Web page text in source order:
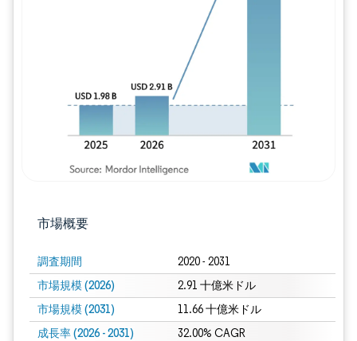
市場概要
調査期間 2020 - 2031
市場規模 (2026) 2.91 十億米ドル
市場規模 (2031) 11.66 十億米ドル
成長率 (2026 - 2031) 32.00% CAGR
画像 © Mordor Intelligence。再利用には